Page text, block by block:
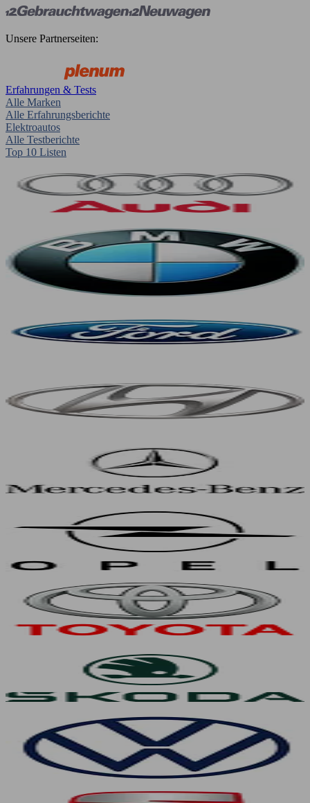
Unsere Partnerseiten:
Erfahrungen & Tests
Alle Marken
Alle Erfahrungsberichte
Elektroautos
Alle Testberichte
Top 10 Listen